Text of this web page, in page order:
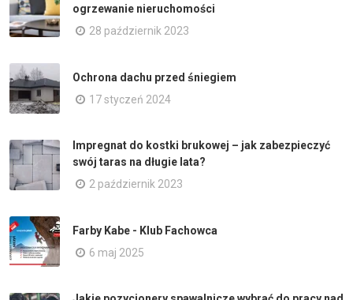
ogrzewanie nieruchomości
28 październik 2023
Ochrona dachu przed śniegiem
17 styczeń 2024
Impregnat do kostki brukowej – jak zabezpieczyć
swój taras na długie lata?
2 październik 2023
Farby Kabe - Klub Fachowca
6 maj 2025